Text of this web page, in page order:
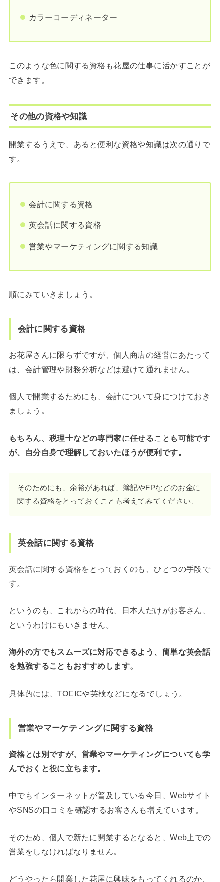
カラーコーディネーター
このような色に関する資格も花屋の仕事に活かすことが
できます。
その他の資格や知識
開業するうえで、あると便利な資格や知識は次の通りで
す。
会計に関する資格
英会話に関する資格
営業やマーケティングに関する知識
順にみていきましょう。
会計に関する資格
お花屋さんに限らずですが、個人商店の経営にあたって
は、会計管理や財務分析などは避けて通れません。
個人で開業するためにも、会計について身につけておき
ましょう。
もちろん、税理士などの専門家に任せることも可能です
が、自分自身で理解しておいたほうが便利です。
そのためにも、余裕があれば、簿記やFPなどのお金に
関する資格をとっておくことも考えてみてください。
英会話に関する資格
英会話に関する資格をとっておくのも、ひとつの手段で
す。
というのも、これからの時代、日本人だけがお客さん、
というわけにもいきません。
海外の方でもスムーズに対応できるよう、簡単な英会話
を勉強することもおすすめします。
具体的には、TOEICや英検などになるでしょう。
営業やマーケティングに関する資格
資格とは別ですが、営業やマーケティングについても学
んでおくと役に立ちます。
中でもインターネットが普及している今日、Webサイト
やSNSの口コミを確認するお客さんも増えています。
そのため、個人で新たに開業するとなると、Web上での
営業をしなければなりません。
どうやったら開業した花屋に興味をもってくれるのか、